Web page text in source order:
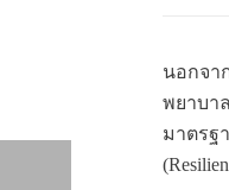
นอกจา
พยาบา
มาตรฐ